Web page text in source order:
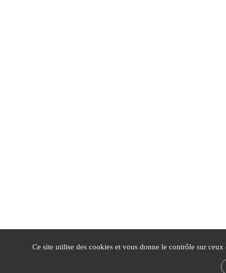
Ce site utilise des cookies et vous donne le contrôle sur